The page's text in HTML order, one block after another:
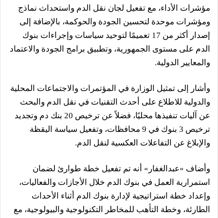
مؤشرات الأداء، مع تفعيل لجان نقل الدم واستحداث نماذج
ومؤشرات موحدة لتحسين الجودة والحوكمة، بالإضافة إلى
إصدار أكثر من 17 تعميمًا لتوحيد سياسات وإجراءات بنوك
الدم على مستوى الجمهورية، وتطبيق برامج الجودة والاعتماد
والمعايير الدولية.
وأشار إلى تمثيل الوزارة في المؤتمرات والاجتماعات المحلية
والدولية للاطلاع على أحدث التقنيات في نقل الدم والبحث
عن آليات تنفيذها محليًا، فضلاً عن ترخيص 20 بنك دم وتجديد
ترخيص 3 بنوك في 9 محافظات، وتفعيل سياسة اليقظة
والإبلاغ عن التفاعلات العكسية لنقل الدم.
وأضاف «عبدالغفار» أنه تم تفعيل خطة طوارئ لضمان
استمرارية العمل في بنوك الدم خلال الأجازات والفعاليات،
وإعداد خطة استراتيجية لإدارة بنوك الدم أثناء الأحداث
الطارئة، وخطة التأهب للمخاطر التكنولوجية والبيولوجية، مع